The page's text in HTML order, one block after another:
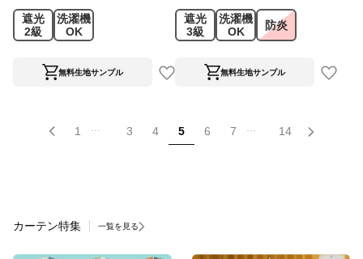
遮光
2級
洗濯機
OK
無料生地サンプル
遮光
3級
洗濯機
OK
防炎
無料生地サンプル
1 3 4 5 6 7 14
カーテン特集 一覧を見る